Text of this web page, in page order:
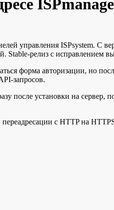
управления ISPsystem. С
Stable-релиз с исправлением
форма авторизации, но
запросов.
после установки на
с HTTP на